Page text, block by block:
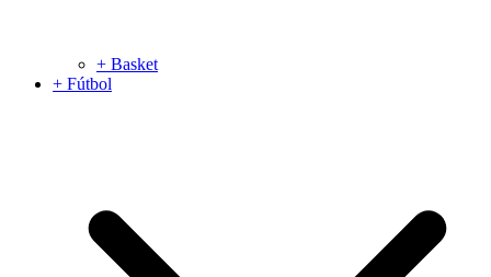
+ Basket
+ Fútbol